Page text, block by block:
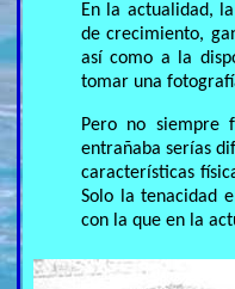
En la actualidad,
de crecimiento,
así como a la
tomar una
Pero no siempre
entrañaba serías
características
Solo la tenacidad
con la que en la